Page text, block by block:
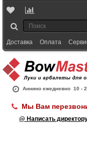
Доставка Оплата
Аннино ежедневно 10 -
Мы Вам
@ Написать